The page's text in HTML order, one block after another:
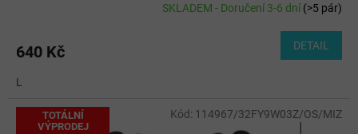
SKLADEM - Doručení 3-6 dní(>5 pár)
640 Kč DETAIL
L
TOTÁLNÍ
VÝPRODEJ
Kód: 114967/32FY9W03Z/OS/MIZ